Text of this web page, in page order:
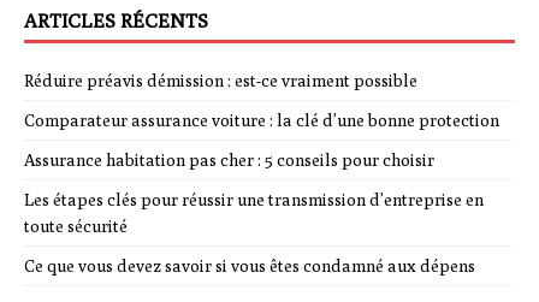
ARTICLES RÉCENTS
Réduire préavis démission : est-ce vraiment possible
Comparateur assurance voiture : la clé d’une bonne protection
Assurance habitation pas cher : 5 conseils pour choisir
Les étapes clés pour réussir une transmission d’entreprise en
toute sécurité
Ce que vous devez savoir si vous êtes condamné aux dépens